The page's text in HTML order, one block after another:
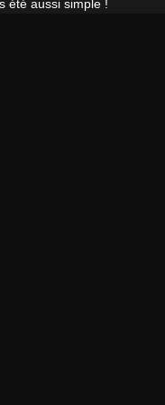
été aussi simple !